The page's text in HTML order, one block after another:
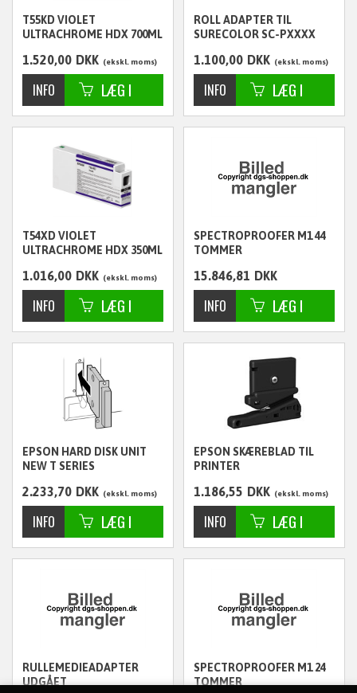
T55KD VIOLET
ULTRACHROME HDX 700ML
1.520,00 DKK ekskl. moms
ROLL ADAPTER TIL
SURECOLOR SC-PXXXX
1.100,00 DKK ekskl. moms
T54XD VIOLET
ULTRACHROME HDX 350ML
1.016,00 DKK ekskl. moms
SPECTROPROOFER M1 44
TOMMER
15.846,81 DKK
ekskl. moms
EPSON HARD DISK UNIT
NEW T SERIES
2.233,70 DKK ekskl. moms
EPSON SKÆREBLAD TIL
PRINTER
1.186,55 DKK ekskl. moms
RULLEMEDIEADAPTER
UDGÅET
SPECTROPROOFER M1 24
TOMMER